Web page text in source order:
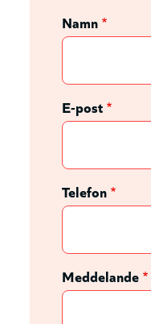
Namn
E-post
Telefon
Meddelande